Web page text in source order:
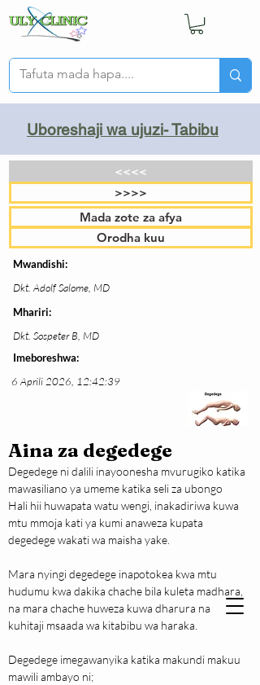
Uboreshaji wa ujuzi- Tabibu
<<<<
>>>>
Mada zote za afya
Orodha kuu
Mwandishi:
Dkt. Adolf Salome, MD
Mhariri:
Dkt. Sospeter B, MD
Imeboreshwa:
6 Aprili 2026, 12:42:39
Aina za degedege
Degedege ni dalili inayoonesha mvurugiko katika
mawasiliano ya umeme katika seli za ubongo
Hali hii huwapata watu wengi, inakadiriwa kuwa
mtu mmoja kati ya kumi anaweza kupata
degedege wakati wa maisha yake.
Mara nyingi degedege inapotokea kwa mtu
hudumu kwa dakika chache bila kuleta madhara,
na mara chache huweza kuwa dharura na
kuhitaji msaada wa kitabibu wa haraka.
Degedege imegawanyika katika makundi makuu
mawili ambayo ni;